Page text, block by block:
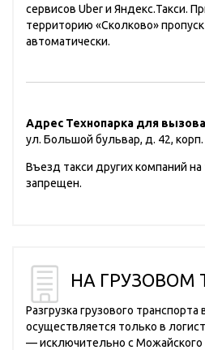
сервисов Uber и Яндекс.Такси.
территорию «Сколково»
автоматически.
Адрес Технопарка для
ул. Большой бульвар, д. 42, корп.
Въезд такси других компаний
запрещен.
НА ГРУЗОВОМ
Разгрузка грузового транспорта
осуществляется только в
— исключительно с